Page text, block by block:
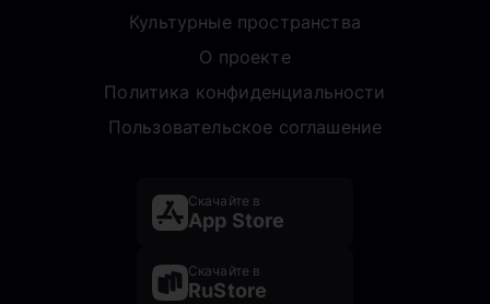
Культурные пространства
О проекте
Политика конфиденциальности
Пользовательское соглашение
Скачайте в
App Store
Скачайте в
RuStore